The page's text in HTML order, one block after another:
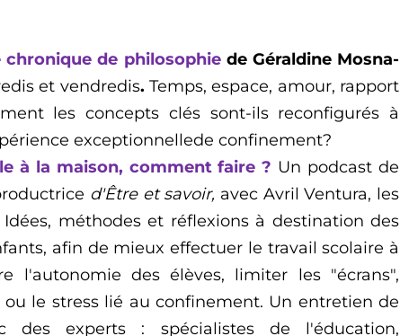
chroniquede philosophie de Géraldine Mosna-
set vendredis. Temps, espace, amour, rapport
les concepts clés sont-ils reconfigurés à
exceptionnellede confinement?
à la maison, comment faire ? Un podcast de
d'Être et savoir, avec Avril Ventura, les
Idées, méthodes et réflexions à destination des
afin de mieux effectuer le travail scolaire à
l'autonomie des élèves, limiter les "écrans",
le stress lié au confinement. Un entretien de
des experts : spécialistes de l'éducation,